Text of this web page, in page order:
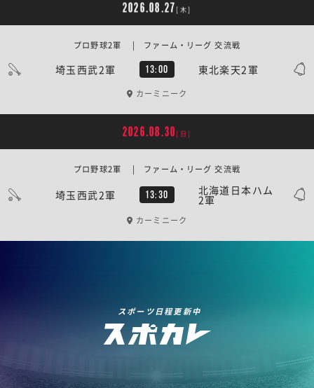
2026.08.27 [木]
埼玉西武2軍 13:00 東北楽天2軍
プロ野球2軍 | ファーム・リーグ 交流戦
カーミニーク
2026.08.30 [日]
埼玉西武2軍 13:30 北海道日本ハム
2軍
プロ野球2軍 | ファーム・リーグ 交流戦
カーミニーク
スポーツ日程更新中